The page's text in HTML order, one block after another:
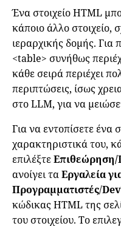
Ένα στοιχείο HTML
κάποιο άλλο στοιχείο,
ιεραρχικής δομής. Για
<table> συνήθως
κάθε σειρά περιέχει
περιπτώσεις, ίσως
στο LLM, για να
Για να εντοπίσετε ένα
χαρακτηριστικά του,
επιλέξτεΕπιθεώρηση/
ανοίγει ταΕργαλεία
Προγραμματιστές/
κώδικας HTML της
του στοιχείου. Το